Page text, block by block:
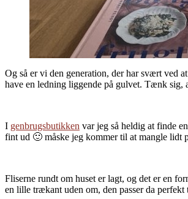
Og så er vi den generation, der har svært ved
have en ledning liggende på gulvet. Tænk sig,
I genbrugsbutikken var jeg så heldig at finde
fint ud 🙂 måske jeg kommer til at mangle lidt
Fliserne rundt om huset er lagt, og det er en
en lille trækant uden om, den passer da perfekt